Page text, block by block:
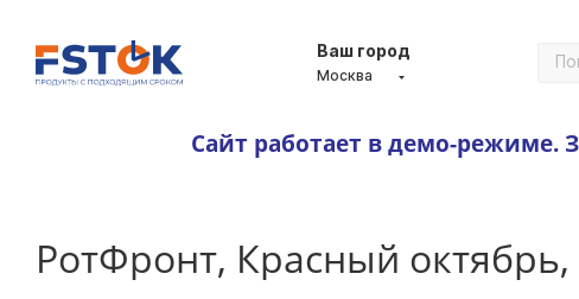
Ваш город
Москва
Сайт работает в демо-режиме.
РотФронт, Красный октябрь,